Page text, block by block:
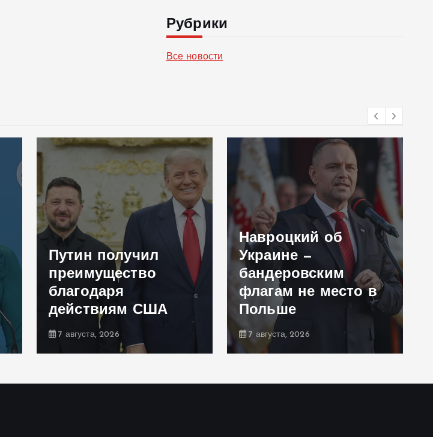
Рубрики
Все новости
Путин получил
преимущество
благодаря
действиям США
7 августа, 2026
Навроцкий об
Украине —
бандеровским
флагам не место в
Польше
7 августа, 2026